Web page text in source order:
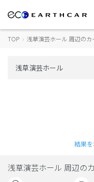
TOP › 浅草演芸ホール 周辺の
結果
浅草演芸ホール 周辺の